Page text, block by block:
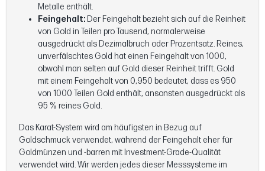
Metalle enthält.
Feingehalt: Der Feingehalt bezieht sich auf die Reinheit
von Gold in Teilen pro Tausend, normalerweise
ausgedrückt als Dezimalbruch oder Prozentsatz. Reines,
unverfälschtes Gold hat einen Feingehalt von 1000,
obwohl man selten auf Gold dieser Reinheit trifft. Gold
mit einem Feingehalt von 0,950 bedeutet, dass es 950
von 1000 Teilen Gold enthält, ansonsten ausgedrückt als
95 % reines Gold.
Das Karat-System wird am häufigsten in Bezug auf
Goldschmuck verwendet, während der Feingehalt eher für
Goldmünzen und -barren mit Investment-Grade-Qualität
verwendet wird. Wir werden jedes dieser Messsysteme im